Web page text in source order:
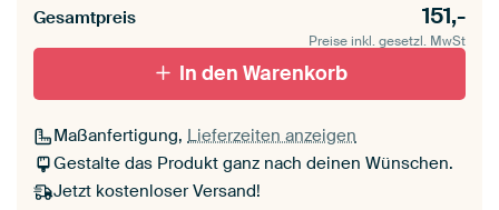
Gesamtpreis 151,-
Preise inkl. gesetzl. MwSt
In den Warenkorb
Maßanfertigung, Lieferzeiten anzeigen
Gestalte das Produkt ganz nach deinen Wünschen.
Jetzt kostenloser Versand!